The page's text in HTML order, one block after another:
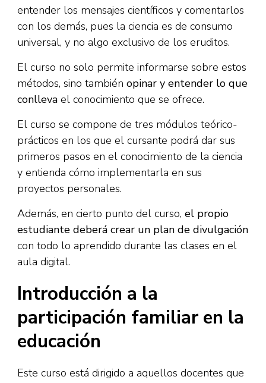
entender los mensajes científicos y comentarlos
con los demás, pues la ciencia es de consumo
universal, y no algo exclusivo de los eruditos.
El curso no solo permite informarse sobre estos
métodos, sino también opinar y entender lo que
conlleva el conocimiento que se ofrece.
El curso se compone de tres módulos teórico-
prácticos en los que el cursante podrá dar sus
primeros pasos en el conocimiento de la ciencia
y entienda cómo implementarla en sus
proyectos personales.
Además, en cierto punto del curso, el propio
estudiante deberá crear un plan de divulgación
con todo lo aprendido durante las clases en el
aula digital.
Introducción a la
participación familiar en la
educación
Este curso está dirigido a aquellos docentes que